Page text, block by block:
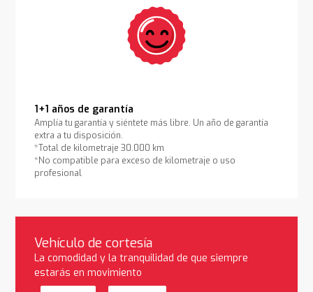
1+1 años de garantía
Amplía tu garantía y siéntete más libre. Un año de garantía
extra a tu disposición.
*Total de kilometraje 30.000 km
*No compatible para exceso de kilometraje o uso
profesional
Vehículo de cortesía
La comodidad y la tranquilidad de que siempre
estarás en movimiento